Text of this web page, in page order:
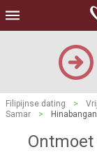
Filipijnse dating >
Samar
> Hinabangan